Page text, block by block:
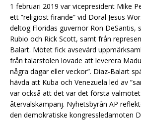
1 februari 2019 var vicepresident Mike
ett ”religiöst firande” vid Doral Jesus
deltog Floridas guvernör Ron DeSantis,
Rubio och Rick Scott, samt från
Balart. Mötet fick avsevärd
från talarstolen lovade att leverera
några dagar eller veckor”. Diaz-Balart
hävda att Kuba och Venezuela led av
var också att det var det första
återvalskampanj. Nyhetsbyrån AP
den demokratiske kongressledamoten